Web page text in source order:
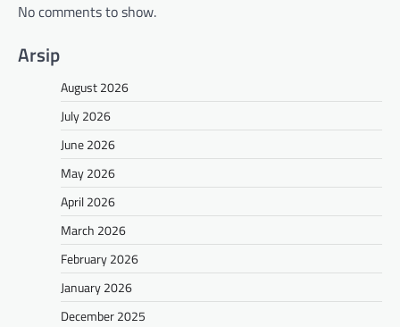
No comments to show.
Arsip
August 2026
July 2026
June 2026
May 2026
April 2026
March 2026
February 2026
January 2026
December 2025